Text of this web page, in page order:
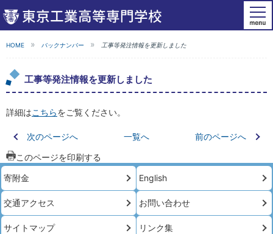
HOME バックナンバー 工事等発注情報を更新しました
工事等発注情報を更新しました
詳細はこちらをご覧ください。
次のページへ 一覧へ
前のページへ
このページを印刷する
寄附金
English
交通アクセス お問い合わせ
サイトマップ リンク集